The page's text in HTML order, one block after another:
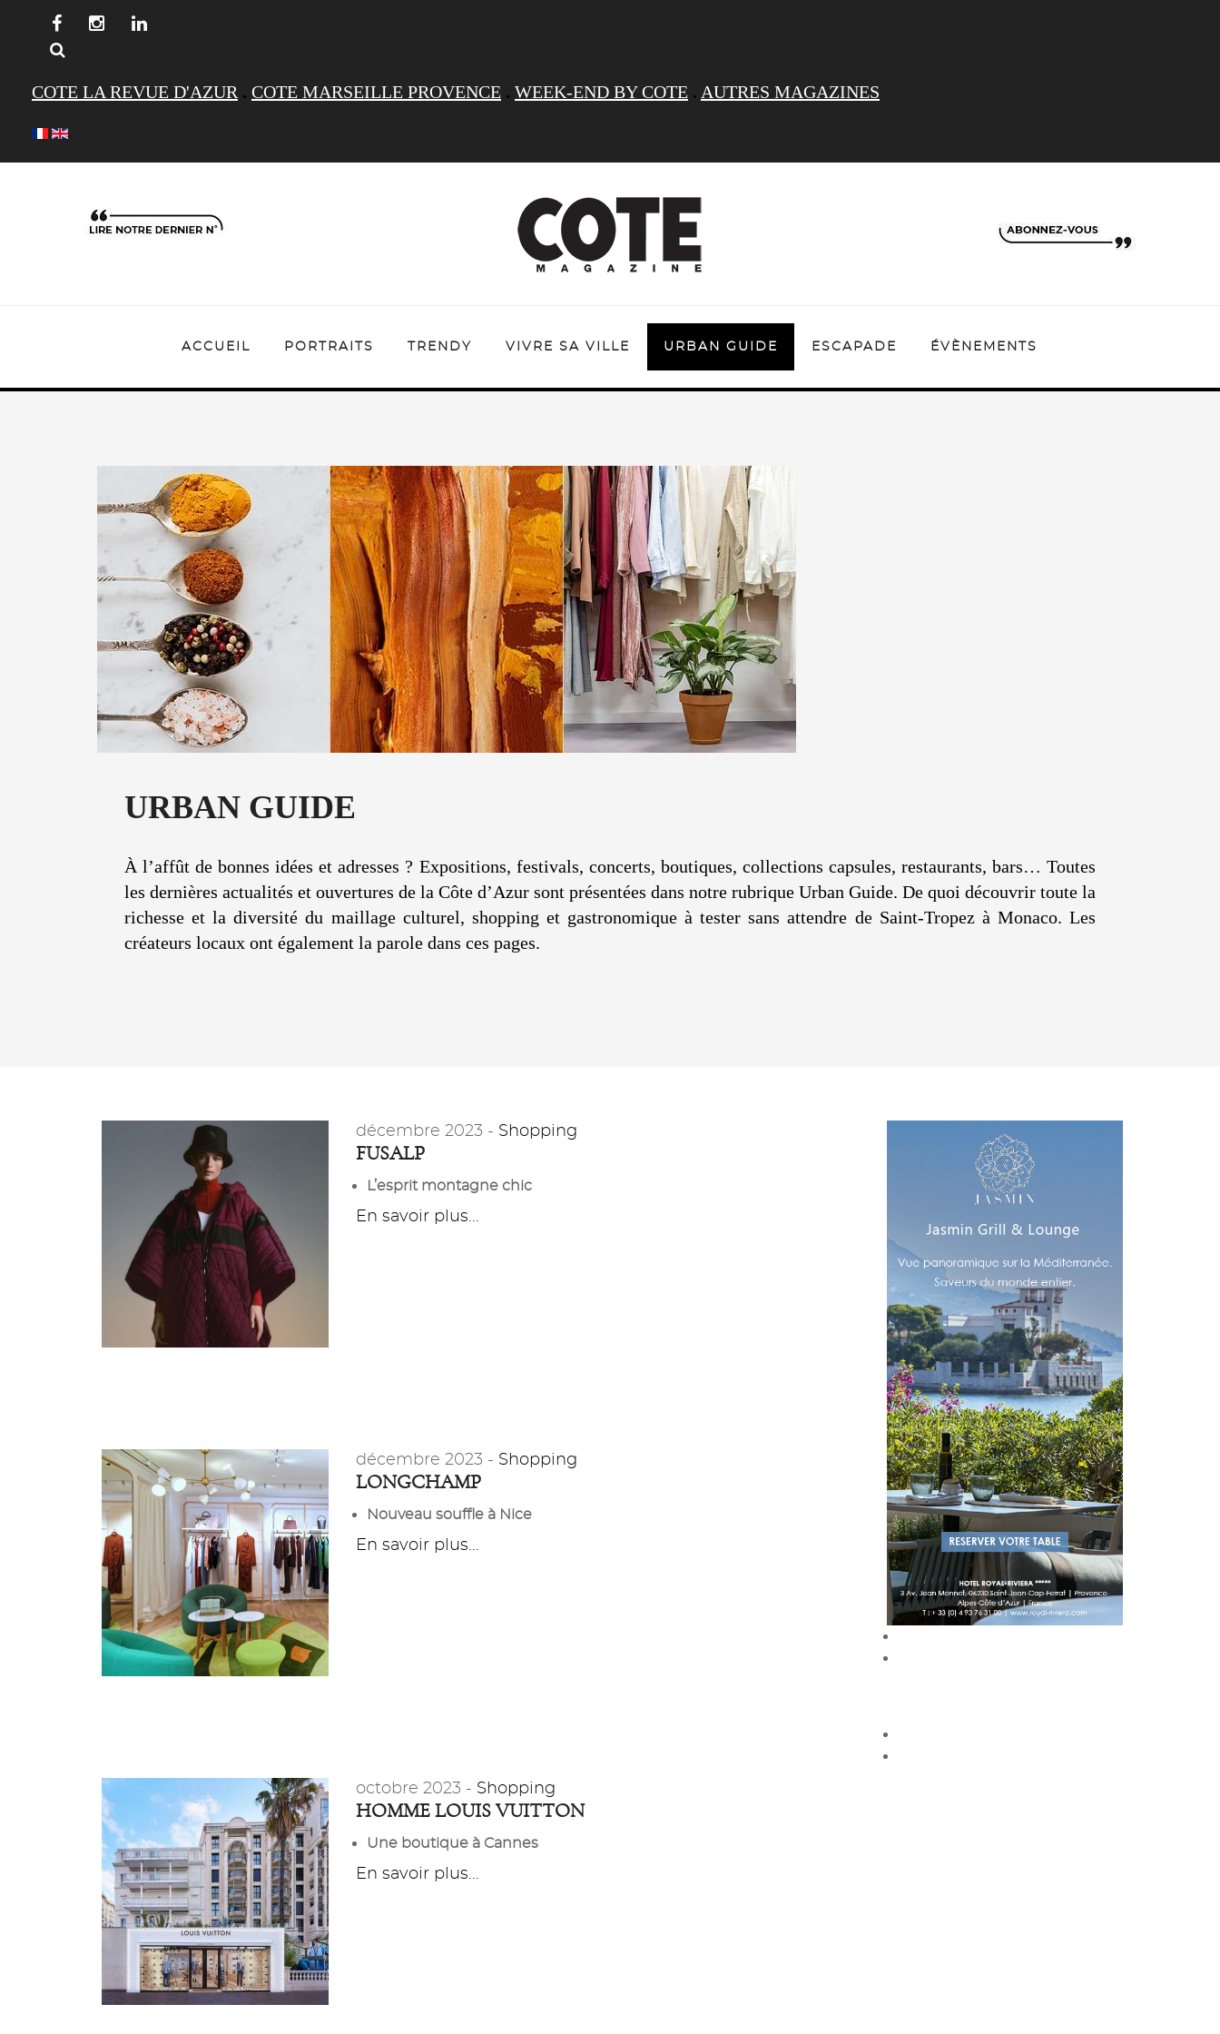
COTE LA REVUE D'AZUR . COTE MARSEILLE PROVENCE . WEEK-END BY COTE . AUTRES MAGAZINES
ACCUEIL PORTRAITS TRENDY VIVRE SA VILLE URBAN GUIDE ESCAPADE ÉVÈNEMENTS
URBAN GUIDE
À l’affût de bonnes idées et adresses ? Expositions, festivals, concerts, boutiques, collections capsules, restaurants, bars… Toutes
les dernières actualités et ouvertures de la Côte d’Azur sont présentées dans notre rubrique Urban Guide. De quoi découvrir toute la
richesse et la diversité du maillage culturel, shopping et gastronomique à tester sans attendre de Saint-Tropez à Monaco. Les
créateurs locaux ont également la parole dans ces pages.
décembre 2023 - Shopping
FUSALP
L’esprit montagne chic
En savoir plus...
décembre 2023 - Shopping
LONGCHAMP
Nouveau souffle à Nice
En savoir plus...
octobre 2023 - Shopping
HOMME LOUIS VUITTON
Une boutique à Cannes
En savoir plus...